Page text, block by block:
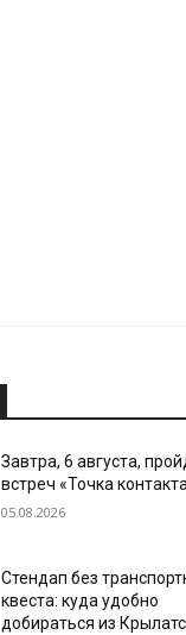
Завтра, 6 августа,
встреч «Точка
05.08.2026
Стендап без
квеста: куда удобно
добираться из